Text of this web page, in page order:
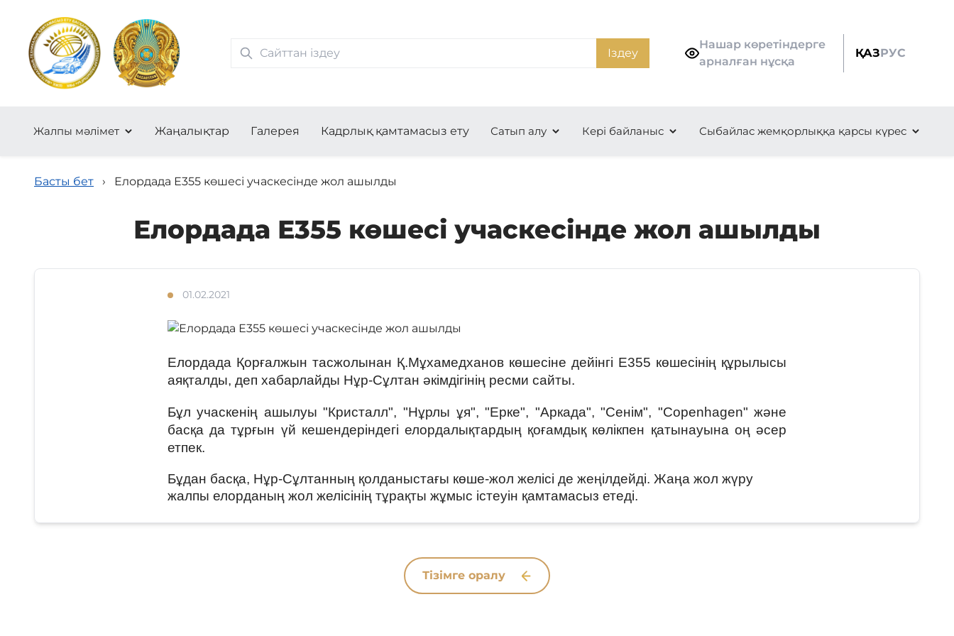
Іздеу
Нашар көретіндерге
арналған нұсқа
ҚАЗРУС
Жалпы мәлімет Жаңалықтар Галерея Кадрлық қамтамасыз ету Сатып алу Кері байланыс Сыбайлас жемқорлыққа қарсы күрес
Басты бет › Елордада Е355 көшесі учаскесінде жол ашылды
Елордада Е355 көшесі учаскесінде жол ашылды
01.02.2021
Елордада Қорғалжын тасжолынан Қ.Мұхамедханов көшесіне дейінгі Е355 көшесінің құрылысы
аяқталды, деп хабарлайды Нұр-Сұлтан әкімдігінің ресми сайты.
Бұл учаскенің ашылуы "Кристалл", "Нұрлы ұя", "Ерке", "Аркада", "Сенім", "Copenhagen" және
басқа да тұрғын үй кешендеріндегі елордалықтардың қоғамдық көлікпен қатынауына оң әсер
етпек.
Бұдан басқа, Нұр-Сұлтанның қолданыстағы көше-жол желісі де жеңілдейді. Жаңа жол жүру
жалпы елорданың жол желісінің тұрақты жұмыс істеуін қамтамасыз етеді.
Тізімге оралу